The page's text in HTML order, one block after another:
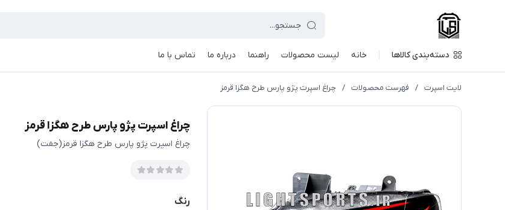
دسته‌بندی کالاها خانه لیست محصولات راهنما درباره ما تماس با ما
لایت اسپرت / فهرست محصولات / چراغ اسپرت پژو پارس طرح هگزا قرمز
چراغ اسپرت پژو پارس طرح هگزا قرمز
چراغ اسپرت پژو پارس طرح هگزا قرمز(جفت)
رنگ